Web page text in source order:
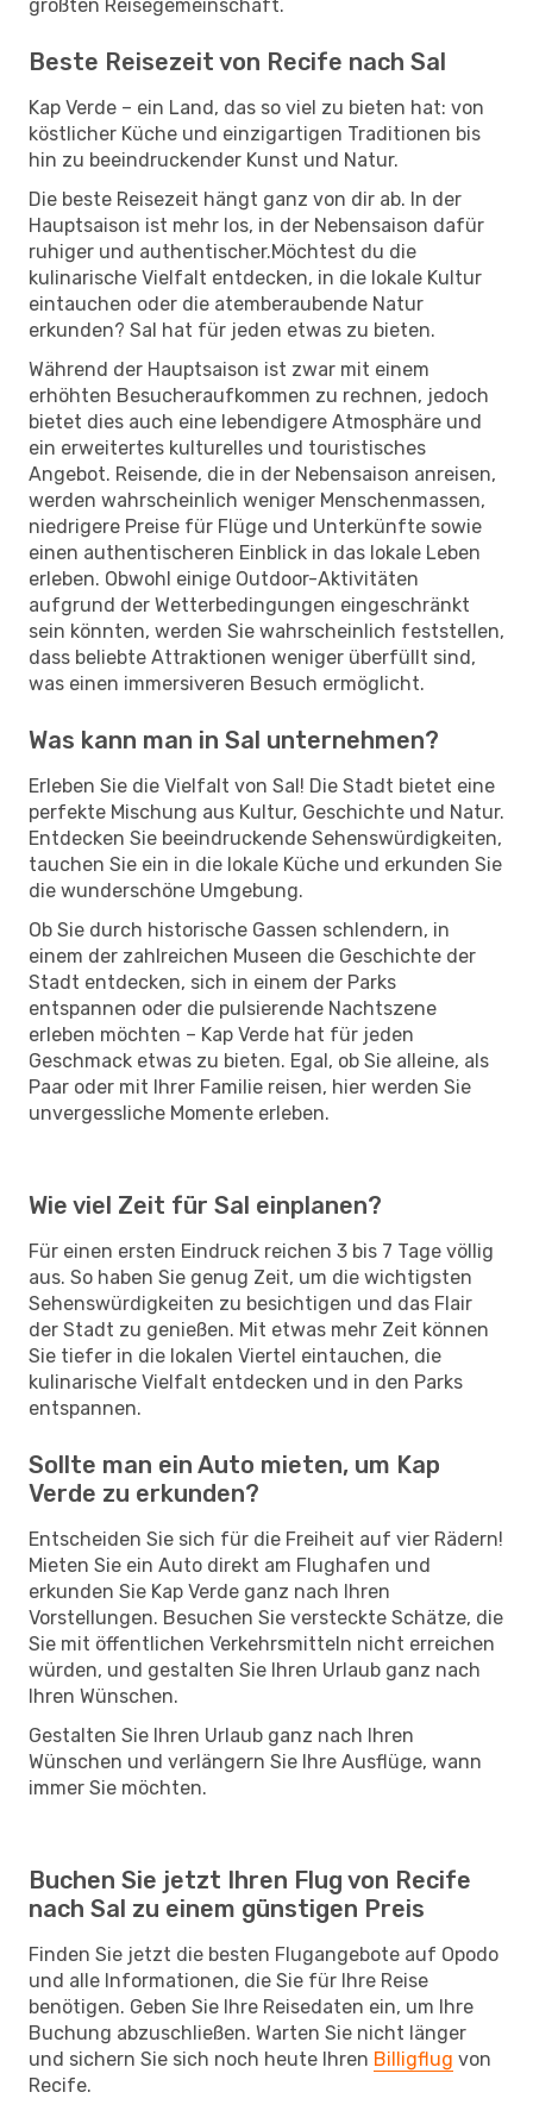
größten Reisegemeinschaft.
Beste Reisezeit von Recife nach Sal
Kap Verde – ein Land, das so viel zu bieten hat: von
köstlicher Küche und einzigartigen Traditionen bis
hin zu beeindruckender Kunst und Natur.
Die beste Reisezeit hängt ganz von dir ab. In der
Hauptsaison ist mehr los, in der Nebensaison dafür
ruhiger und authentischer.Möchtest du die
kulinarische Vielfalt entdecken, in die lokale Kultur
eintauchen oder die atemberaubende Natur
erkunden? Sal hat für jeden etwas zu bieten.
Während der Hauptsaison ist zwar mit einem
erhöhten Besucheraufkommen zu rechnen, jedoch
bietet dies auch eine lebendigere Atmosphäre und
ein erweitertes kulturelles und touristisches
Angebot. Reisende, die in der Nebensaison anreisen,
werden wahrscheinlich weniger Menschenmassen,
niedrigere Preise für Flüge und Unterkünfte sowie
einen authentischeren Einblick in das lokale Leben
erleben. Obwohl einige Outdoor-Aktivitäten
aufgrund der Wetterbedingungen eingeschränkt
sein könnten, werden Sie wahrscheinlich feststellen,
dass beliebte Attraktionen weniger überfüllt sind,
was einen immersiveren Besuch ermöglicht.
Was kann man in Sal unternehmen?
Erleben Sie die Vielfalt von Sal! Die Stadt bietet eine
perfekte Mischung aus Kultur, Geschichte und Natur.
Entdecken Sie beeindruckende Sehenswürdigkeiten,
tauchen Sie ein in die lokale Küche und erkunden Sie
die wunderschöne Umgebung.
Ob Sie durch historische Gassen schlendern, in
einem der zahlreichen Museen die Geschichte der
Stadt entdecken, sich in einem der Parks
entspannen oder die pulsierende Nachtszene
erleben möchten – Kap Verde hat für jeden
Geschmack etwas zu bieten. Egal, ob Sie alleine, als
Paar oder mit Ihrer Familie reisen, hier werden Sie
unvergessliche Momente erleben.
Wie viel Zeit für Sal einplanen?
Für einen ersten Eindruck reichen 3 bis 7 Tage völlig
aus. So haben Sie genug Zeit, um die wichtigsten
Sehenswürdigkeiten zu besichtigen und das Flair
der Stadt zu genießen. Mit etwas mehr Zeit können
Sie tiefer in die lokalen Viertel eintauchen, die
kulinarische Vielfalt entdecken und in den Parks
entspannen.
Sollte man ein Auto mieten, um Kap
Verde zu erkunden?
Entscheiden Sie sich für die Freiheit auf vier Rädern!
Mieten Sie ein Auto direkt am Flughafen und
erkunden Sie Kap Verde ganz nach Ihren
Vorstellungen. Besuchen Sie versteckte Schätze, die
Sie mit öffentlichen Verkehrsmitteln nicht erreichen
würden, und gestalten Sie Ihren Urlaub ganz nach
Ihren Wünschen.
Gestalten Sie Ihren Urlaub ganz nach Ihren
Wünschen und verlängern Sie Ihre Ausflüge, wann
immer Sie möchten.
Buchen Sie jetzt Ihren Flug von Recife
nach Sal zu einem günstigen Preis
Finden Sie jetzt die besten Flugangebote auf Opodo
und alle Informationen, die Sie für Ihre Reise
benötigen. Geben Sie Ihre Reisedaten ein, um Ihre
Buchung abzuschließen. Warten Sie nicht länger
und sichern Sie sich noch heute Ihren Billigflug von
Recife.